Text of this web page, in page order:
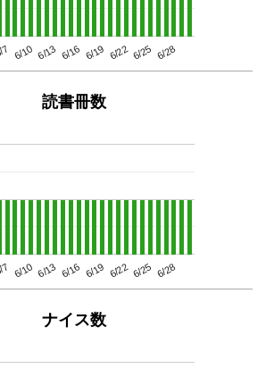
6/10 6/13 6/16 6/19 6/22 6/25 6/28
読書冊数
6/10 6/13 6/16 6/19 6/22 6/25 6/28
ナイス数